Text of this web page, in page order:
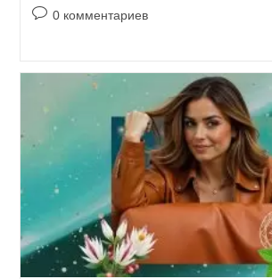
записи:
Комментарии
0 комментариев